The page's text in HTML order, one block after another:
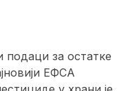
подаци за остатке
ЕФСА